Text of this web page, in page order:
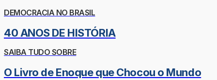
DEMOCRACIA NO BRASIL
40 ANOS DE HISTÓRIA
SAIBA TUDO SOBRE
O Livro de Enoque que Chocou o Mundo